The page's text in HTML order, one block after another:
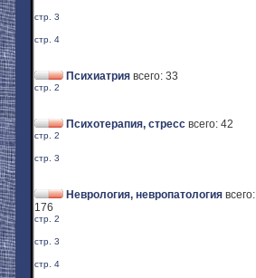
стр. 3
стр. 4
Психиатрия всего: 33
стр. 2
Психотерапия, стресс всего: 42
стр. 2
стр. 3
Неврология, невропатология всего:
176
стр. 2
стр. 3
стр. 4